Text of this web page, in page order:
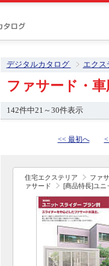
デジタルカタログ エクス
ファサード・
142件中21～30件表示
<< 最初へ
住宅エクステリア
ファ
ァサード
[商品特長]ユニ